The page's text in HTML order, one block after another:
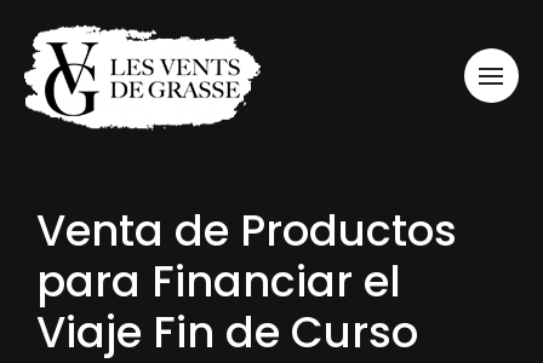
Venta de Productos
para Financiar el
Viaje Fin de Curso